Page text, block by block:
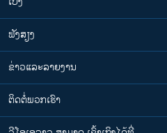
ຟັງສຽງ
ຂ່າວແລະລາຍງານ
ຕິດຕໍ່ພວກເຮົາ